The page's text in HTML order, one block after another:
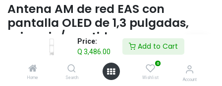
Price:
Q 3,486.00
Add to Cart
Home Search
0
Wishlist Account
Antena AM de red EAS con
pantalla OLED de 1,3 pulgadas,
primaria/repetidora
3,486.00